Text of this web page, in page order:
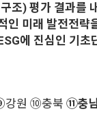
조) 평가 결과
인 미래 발전전
에 진심인 기
원 ⑩충북 ⑪충